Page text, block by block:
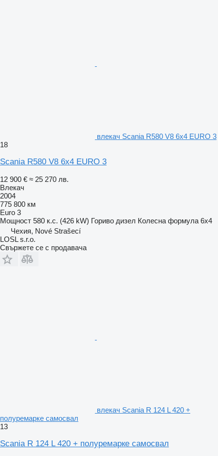
влекач Scania R580 V8 6x4 EURO 3
18
Scania R580 V8 6x4 EURO 3
12 900 € ≈ 25 270 лв.
Влекач
2004
775 800 км
Euro 3
Мощност 580 к.с. (426 kW) Гориво дизел Колесна формула 6x4
Чехия, Nové Strašecí
LOSL s.r.o.
Свържете се с продавача
влекач Scania R 124 L 420 +
полуремарке самосвал
13
Scania R 124 L 420 + полуремарке самосвал